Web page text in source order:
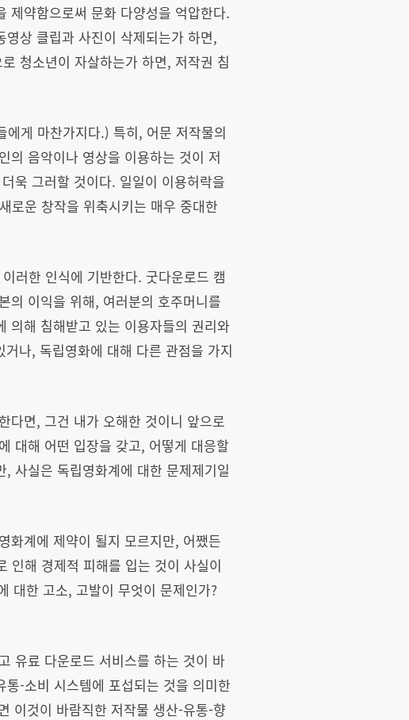
제약함으로써 문화 다양성을 억압한다.
상 클립과 사진이 삭제되는가 하면,
청소년이 자살하는가 하면, 저작권 침
게 마찬가지다.) 특히, 어문 저작물의
의 음악이나 영상을 이용하는 것이 저
욱 그러할 것이다. 일일이 이용허락을
로운 창작을 위축시키는 매우 중대한
러한 인식에 기반한다. 굿다운로드 캠
의 이익을 위해, 여러분의 호주머니를
의해 침해받고 있는 이용자들의 권리와
나, 독립영화에 대해 다른 관점을 가지
다면, 그건 내가 오해한 것이니 앞으로
대해 어떤 입장을 갖고, 어떻게 대응할
사실은 독립영화계에 대한 문제제기일
화계에 제약이 될지 모르지만, 어쨌든
인해 경제적 피해를 입는 것이 사실이
대한 고소, 고발이 무엇이 문제인가?
유료 다운로드 서비스를 하는 것이 바
-소비 시스템에 포섭되는 것을 의미한
이것이 바람직한 저작물 생산-유통-향